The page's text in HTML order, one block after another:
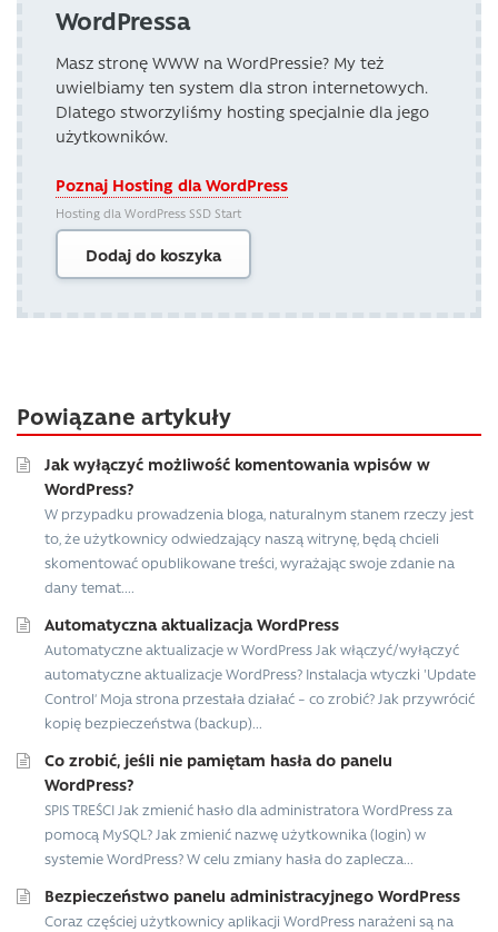
WordPressa
Masz stronę WWW na WordPressie? My też
uwielbiamy ten system dla stron internetowych.
Dlatego stworzyliśmy hosting specjalnie dla jego
użytkowników.
Poznaj Hosting dla WordPress
Hosting dla WordPress SSD Start
Dodaj do koszyka
Powiązane artykuły
Jak wyłączyć możliwość komentowania wpisów w
WordPress?
W przypadku prowadzenia bloga, naturalnym stanem rzeczy jest
to, że użytkownicy odwiedzający naszą witrynę, będą chcieli
skomentować opublikowane treści, wyrażając swoje zdanie na
dany temat....
Automatyczna aktualizacja WordPress
Automatyczne aktualizacje w WordPress Jak włączyć/wyłączyć
automatyczne aktualizacje WordPress? Instalacja wtyczki 'Update
Control’ Moja strona przestała działać – co zrobić? Jak przywrócić
kopię bezpieczeństwa (backup)...
Co zrobić, jeśli nie pamiętam hasła do panelu
WordPress?
SPIS TREŚCI Jak zmienić hasło dla administratora WordPress za
pomocą MySQL? Jak zmienić nazwę użytkownika (login) w
systemie WordPress? W celu zmiany hasła do zaplecza...
Bezpieczeństwo panelu administracyjnego WordPress
Coraz częściej użytkownicy aplikacji WordPress narażeni są na